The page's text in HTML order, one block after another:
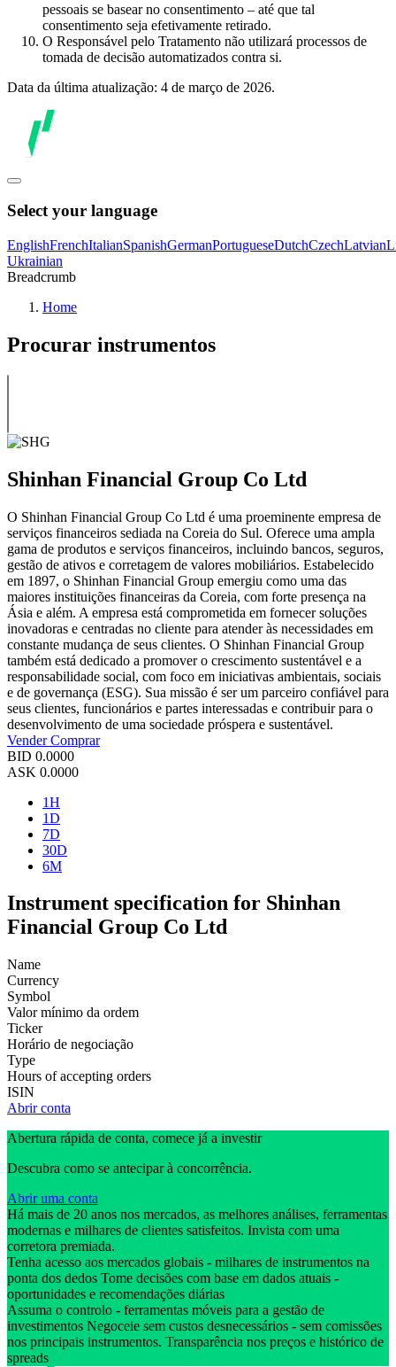
pessoais se basear no consentimento – até que tal
consentimento seja efetivamente retirado.
O Responsável pelo Tratamento não utilizará processos de
tomada de decisão automatizados contra si.
Data da última atualização: 4 de março de 2026.
Select your language
EnglishFrenchItalianSpanishGermanPortugueseDutchCzechLatvian
Ukrainian
Breadcrumb
Home
Procurar instrumentos
Shinhan Financial Group Co Ltd
O Shinhan Financial Group Co Ltd é uma proeminente empresa de
serviços financeiros sediada na Coreia do Sul. Oferece uma ampla
gama de produtos e serviços financeiros, incluindo bancos, seguros,
gestão de ativos e corretagem de valores mobiliários. Estabelecido
em 1897, o Shinhan Financial Group emergiu como uma das
maiores instituições financeiras da Coreia, com forte presença na
Ásia e além. A empresa está comprometida em fornecer soluções
inovadoras e centradas no cliente para atender às necessidades em
constante mudança de seus clientes. O Shinhan Financial Group
também está dedicado a promover o crescimento sustentável e a
responsabilidade social, com foco em iniciativas ambientais, sociais
e de governança (ESG). Sua missão é ser um parceiro confiável para
seus clientes, funcionários e partes interessadas e contribuir para o
desenvolvimento de uma sociedade próspera e sustentável.
VenderComprar
BID 0.0000
ASK 0.0000
1H
1D
7D
30D
6M
Instrument specification for Shinhan
Financial Group Co Ltd
Name
Currency
Symbol
Valor mínimo da ordem
Ticker
Horário de negociação
Type
Hours of accepting orders
ISIN
Abrir conta
Abertura rápida de conta, comece já a investir
Descubra como se antecipar à concorrência.
Abrir uma conta
Há mais de 20 anos nos mercados, as melhores análises, ferramentas
modernas e milhares de clientes satisfeitos. Invista com uma
corretora premiada.
Tenha acesso aos mercados globais - milhares de instrumentos na
ponta dos dedos Tome decisões com base em dados atuais -
oportunidades e recomendações diárias
Assuma o controlo - ferramentas móveis para a gestão de
investimentos Negoceie sem custos desnecessários - sem comissões
nos principais instrumentos. Transparência nos preços e histórico de
spreads